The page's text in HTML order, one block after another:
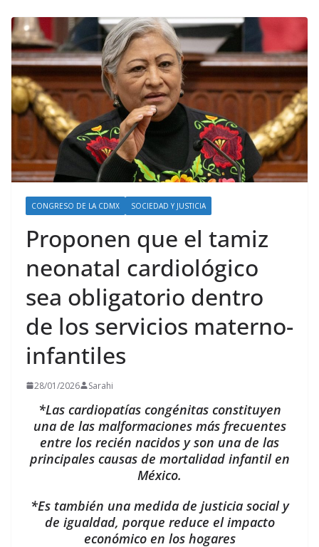
CONGRESO DE LA CDMX SOCIEDAD Y JUSTICIA
Proponen que el tamiz
neonatal cardiológico
sea obligatorio dentro
de los servicios materno-
infantiles
28/01/2026 Sarahi
*Las cardiopatías congénitas constituyen
una de las malformaciones más frecuentes
entre los recién nacidos y son una de las
principales causas de mortalidad infantil en
México.
*Es también una medida de justicia social y
de igualdad, porque reduce el impacto
económico en los hogares